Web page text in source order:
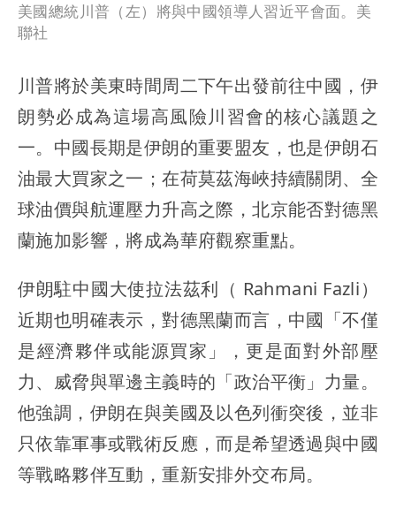
美國總統川普（左）將與中國領導人習近平會面。美
聯社
川普將於美東時間周二下午出發前往中國，伊
朗勢必成為這場高風險川習會的核心議題之
一。中國長期是伊朗的重要盟友，也是伊朗石
油最大買家之一；在荷莫茲海峽持續關閉、全
球油價與航運壓力升高之際，北京能否對德黑
蘭施加影響，將成為華府觀察重點。
伊朗駐中國大使拉法茲利（ Rahmani Fazli）
近期也明確表示，對德黑蘭而言，中國「不僅
是經濟夥伴或能源買家」，更是面對外部壓
力、威脅與單邊主義時的「政治平衡」力量。
他強調，伊朗在與美國及以色列衝突後，並非
只依靠軍事或戰術反應，而是希望透過與中國
等戰略夥伴互動，重新安排外交布局。